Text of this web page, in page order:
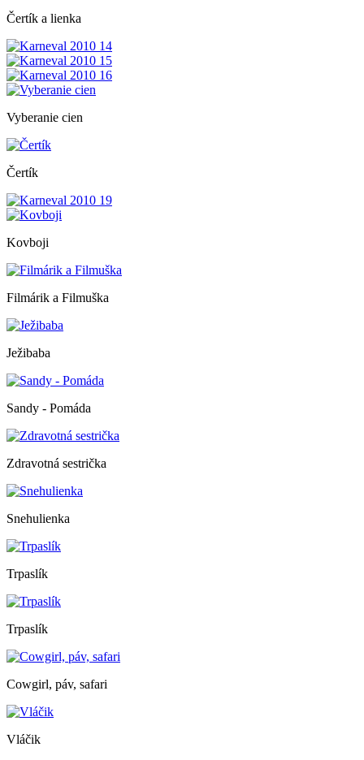
Čertík a lienka
Vyberanie cien
Čertík
Kovboji
Filmárik a Filmuška
Ježibaba
Sandy - Pomáda
Zdravotná sestrička
Snehulienka
Trpaslík
Trpaslík
Cowgirl, páv, safari
Vláčik